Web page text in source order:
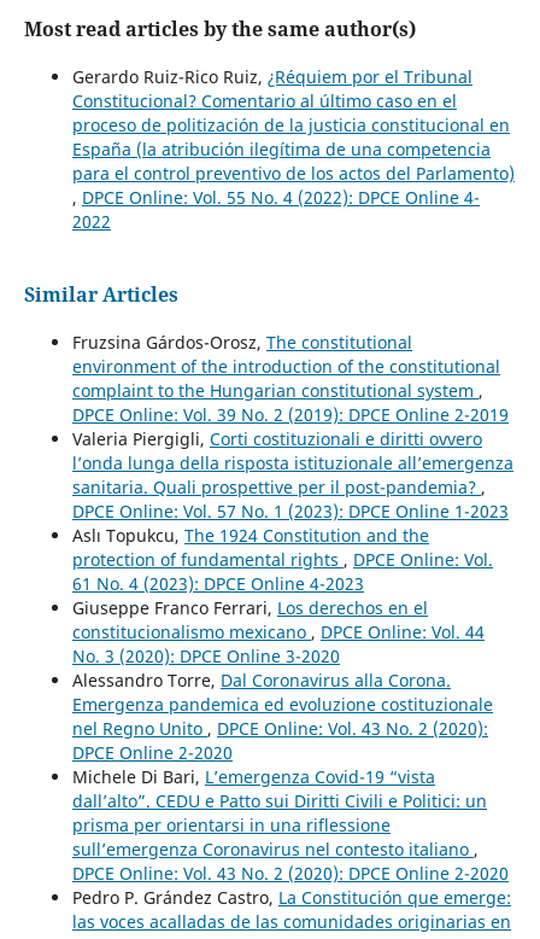
Most read articles by the same author(s)
Gerardo Ruiz-Rico Ruiz, ¿Réquiem por el Tribunal
Constitucional? Comentario al último caso en el
proceso de politización de la justicia constitucional en
España (la atribución ilegítima de una competencia
para el control preventivo de los actos del Parlamento)
, DPCE Online: Vol. 55 No. 4 (2022): DPCE Online 4-
2022
Similar Articles
Fruzsina Gárdos-Orosz, The constitutional
environment of the introduction of the constitutional
complaint to the Hungarian constitutional system ,
DPCE Online: Vol. 39 No. 2 (2019): DPCE Online 2-2019
Valeria Piergigli, Corti costituzionali e diritti ovvero
l’onda lunga della risposta istituzionale all’emergenza
sanitaria. Quali prospettive per il post-pandemia? ,
DPCE Online: Vol. 57 No. 1 (2023): DPCE Online 1-2023
Aslı Topukcu, The 1924 Constitution and the
protection of fundamental rights , DPCE Online: Vol.
61 No. 4 (2023): DPCE Online 4-2023
Giuseppe Franco Ferrari, Los derechos en el
constitucionalismo mexicano , DPCE Online: Vol. 44
No. 3 (2020): DPCE Online 3-2020
Alessandro Torre, Dal Coronavirus alla Corona.
Emergenza pandemica ed evoluzione costituzionale
nel Regno Unito , DPCE Online: Vol. 43 No. 2 (2020):
DPCE Online 2-2020
Michele Di Bari, L’emergenza Covid-19 “vista
dall’alto”. CEDU e Patto sui Diritti Civili e Politici: un
prisma per orientarsi in una riflessione
sull’emergenza Coronavirus nel contesto italiano ,
DPCE Online: Vol. 43 No. 2 (2020): DPCE Online 2-2020
Pedro P. Grández Castro, La Constitución que emerge:
las voces acalladas de las comunidades originarias en